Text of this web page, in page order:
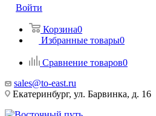
Войти
Корзина0
Избранные товары0
Сравнение товаров0
sales@to-east.ru
Екатеринбург, ул. Барвинка, д. 16